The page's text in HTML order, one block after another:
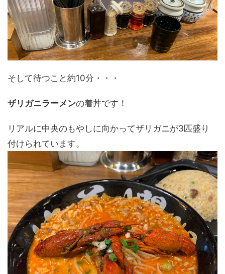
そして待つこと約10分・・・
ザリガニラーメンの着丼です！
リアルに中央のもやしに向かってザリガニが3匹盛り
付けられています。